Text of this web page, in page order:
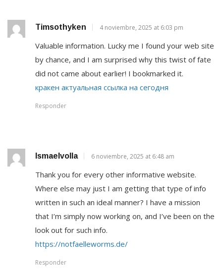
Timsothyken 4 noviembre, 2025 at 6:03 pm
Valuable information. Lucky me I found your web site
by chance, and I am surprised why this twist of fate
did not came about earlier! I bookmarked it.
кракен актуальная ссылка на сегодня
Responder
Ismaelvolla 6 noviembre, 2025 at 6:48 am
Thank you for every other informative website.
Where else may just I am getting that type of info
written in such an ideal manner? I have a mission
that I’m simply now working on, and I’ve been on the
look out for such info.
https://notfaelleworms.de/
Responder